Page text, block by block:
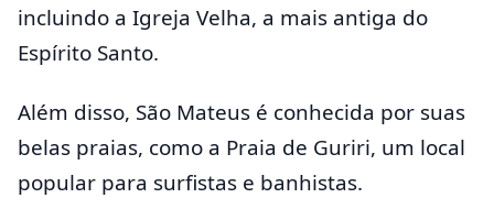
incluindo a Igreja Velha, a mais antiga do
Espírito Santo.
Além disso, São Mateus é conhecida por suas
belas praias, como a Praia de Guriri, um local
popular para surfistas e banhistas.